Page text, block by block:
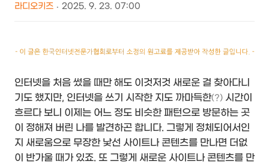
라디오키즈
2025. 9. 23. 07:00
인터넷을 처음 썼을 때만 해도 이것저것 새로운 걸 찾아다니
기도 했지만, 인터넷을 쓰기 시작한 지도 까마득한(?) 시간이
흐르다 보니 이제는 어느 정도 비슷한 패턴으로 방문하는 곳
이 정해져 버린 나를 발견하곤 합니다. 그렇게 정체되어서인
지 새로움으로 무장한 낯선 사이트나 콘텐츠를 만나면 더없
이 반가울 때가 있죠. 또 그렇게 새로운 사이트나 콘텐츠를 만